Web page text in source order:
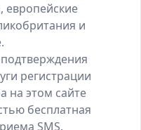
европейские
и
регистрации
на этом сайте
бесплатная
SMS.